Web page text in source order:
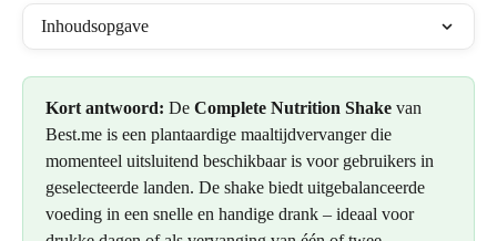
Inhoudsopgave
Kort antwoord: De Complete Nutrition Shake van
Best.me is een plantaardige maaltijdvervanger die
momenteel uitsluitend beschikbaar is voor gebruikers in
geselecteerde landen. De shake biedt uitgebalanceerde
voeding in een snelle en handige drank – ideaal voor